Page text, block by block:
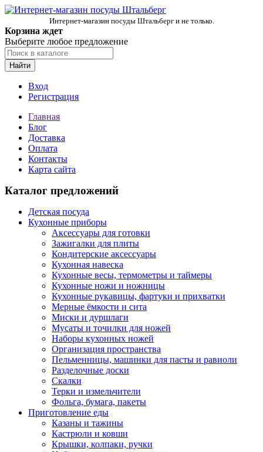
Интернет-магазин посуды Штальберг и не только.
Корзина ждет
Выберите любое предложение
Найти
Вход
Регистрация
Главная
Блог
Доставка
Оплата
Контакты
Карта сайта
Каталог предложений
Детская посуда
Кухонные приборы
Аксессуары для готовки
Зажигалки для плиты
Кондитерские аксессуары
Кухонная навеска
Кухонные весы, термометры и таймеры
Кухонные ножи и ножницы
Кухонные рукавицы, фартуки и прихватки
Мерные ёмкости и сита
Миски и дуршлаги
Мусаты и точилки для ножей
Наборы кухонных ножей
Организация пространства
Пельменницы, машинки для пасты и равиоли
Разделочные доски
Скалки
Терки и измельчители
Фольга, бумага, пакеты
Приготовление еды
Казаны и тажины
Кастрюли и ковши
Крышки, колпаки, ручки